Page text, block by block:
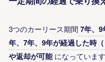
3つのカーリース期間 7年、9
年、7年、9年が経過した時
や返却が可能 になっています